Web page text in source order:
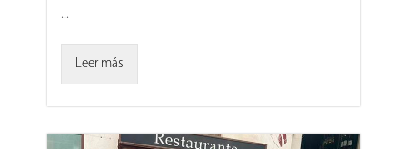
...
Leer más